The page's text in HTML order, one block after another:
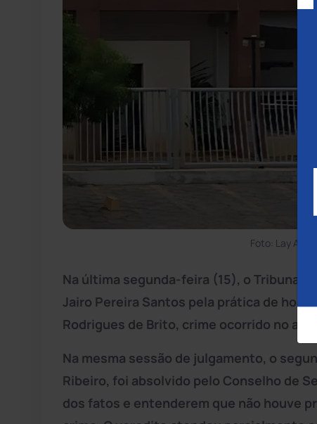
Foto: Lay
Na última segunda-feira (15), o Tribunal
Jairo Pereira Santos pela prática de
Rodrigues de Brito, crime ocorrido no
Na mesma sessão de julgamento, o
Ribeiro, foi absolvido pelo Conselho de
dos fatos e entenderem que não houve